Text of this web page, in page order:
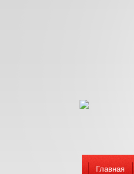
Главная